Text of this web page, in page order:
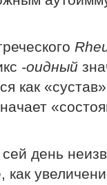
-оидный
как
день
как